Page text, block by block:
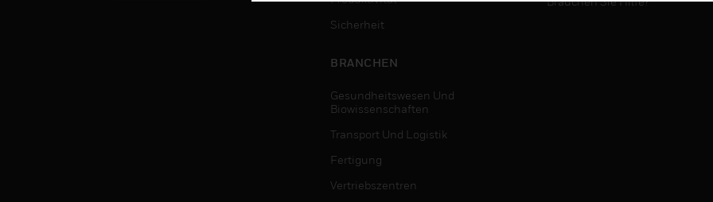
Sicherheit
BRANCHEN
Gesundheitswesen Und
Biowissenschaften
Transport Und Logistik
Fertigung
Vertriebszentren